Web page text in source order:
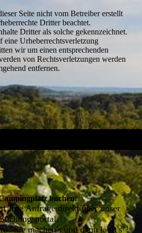
Seite nicht vom Betreiber erstellt
Dritter beachtet.
Dritter als solche gekennzeichnet.
eine Urheberrechtsverletzung
wir um einen entsprechenden
von Rechtsverletzungen werden
entfernen.
buchen!
Ihre Anfrage direkt über unser
al.
"Sie machen's und dann läuft's"!